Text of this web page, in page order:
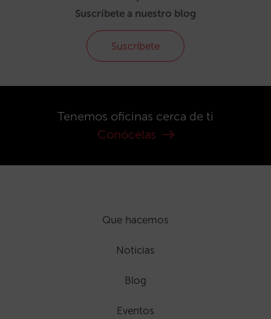
Suscríbete a nuestro blog
Suscríbete
Tenemos oficinas cerca de ti
Conócelas
Que hacemos
Noticias
Blog
Eventos